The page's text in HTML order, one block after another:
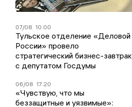
07/08 10:00
Тульское отделение «Деловой
России» провело
стратегический бизнес-завтрак
с депутатом Госдумы
06/08 17:20
«Чувствую, что мы
беззащитные и уязвимые»: